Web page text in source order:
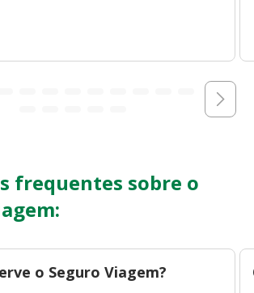
frequentes sobre o
o Seguro Viagem?